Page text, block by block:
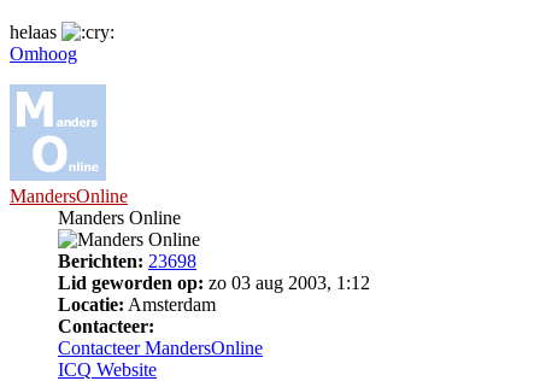
helaas
Omhoog
MandersOnline
Manders Online
Berichten: 23698
Lid geworden op: zo 03 aug 2003, 1:12
Locatie: Amsterdam
Contacteer:
Contacteer MandersOnline
ICQ Website